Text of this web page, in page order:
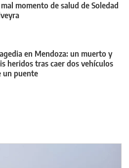
mal momento de salud de Soledad
en Mendoza: un muerto y
heridos tras caer dos vehículos
un puente